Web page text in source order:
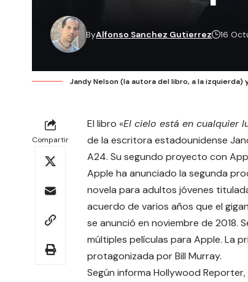
ByAlfonso Sanchez Gutierrez 16
Jandy Nelson (la autora del libro, a la
Compartir
El libro «El cielo está en cualquier
de la escritora estadounidense
A24. Su segundo proyecto con
Apple ha anunciado la segunda
novela para adultos jóvenes
acuerdo de varios años que el
se anunció en noviembre de 2018.
múltiples películas para Apple. La
protagonizada por Bill Murray.
Según informa Hollywood Reporter,